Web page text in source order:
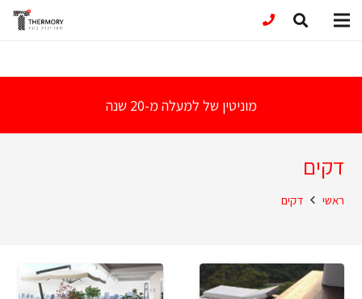
מוניטין של למעלה מ-20 שנה
דקים
ראשי דקים